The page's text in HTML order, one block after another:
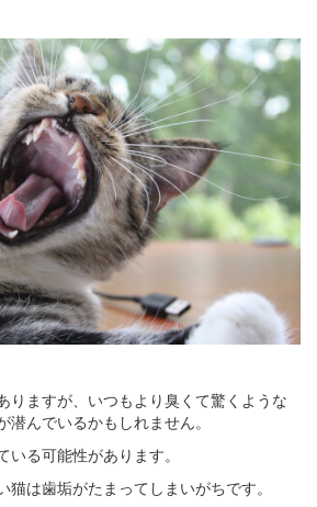
りますが、いつもより臭くて驚くような
んでいるかもしれません。
る可能性があります。
猫は歯垢がたまってしまいがちです。